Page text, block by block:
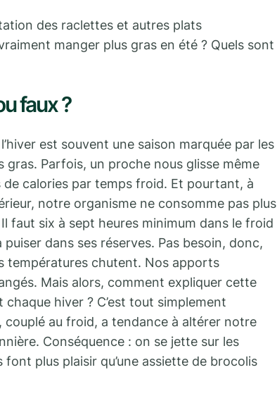
des raclettes et autres plats
manger plus gras en été ? Quels sont
faux ?
est souvent une saison marquée par les
Parfois, un proche nous glisse même
de calories par temps froid. Et pourtant, à
notre organisme ne consomme pas plus
faut six à sept heures minimum dans le froid
dans ses réserves. Pas besoin, donc,
températures chutent. Nos apports
Mais alors, comment expliquer cette
hiver ? C’est tout simplement
au froid, a tendance à altérer notre
Conséquence : on se jette sur les
plus plaisir qu’une assiette de brocolis